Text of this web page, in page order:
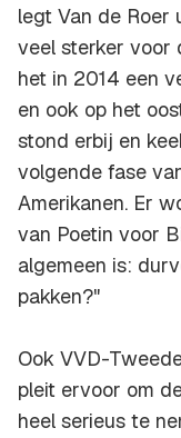
legt Van de Roer
veel sterker voor
het in 2014 een
en ook op het
stond erbij en
volgende fase
Amerikanen. Er
van Poetin voor
algemeen is:
pakken?"
Ook VVD-
pleit ervoor om
heel serieus te